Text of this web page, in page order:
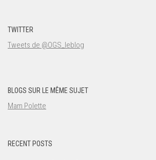
TWITTER
Tweets de @OGS_leblog
BLOGS SUR LE MÊME SUJET
Mam Polette
RECENT POSTS